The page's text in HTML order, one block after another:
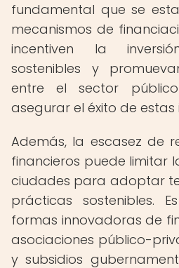
fundamental que se
mecanismos de
incentiven la
sostenibles y
entre el sector
asegurar el éxito de estas
Además, la escasez de
financieros puede limitar
ciudades para adoptar
prácticas sostenibles.
formas innovadoras de
asociaciones público-
y subsidios